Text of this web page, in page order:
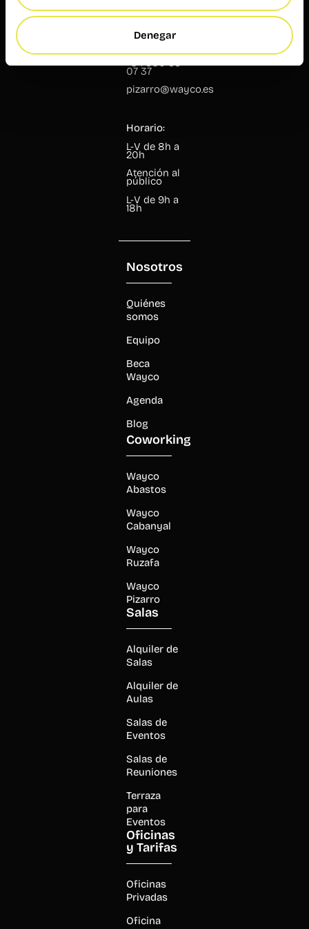
Denegar
Pizarro, 13
46004
Valencia
+34 960 99
07 37
pizarro@wayco.es
Horario:
L-V de 8h a
20h
Atención al
público
L-V de 9h a
18h
Nosotros
Quiénes
somos
Equipo
Beca
Wayco
Agenda
Blog
Coworking
Wayco
Abastos
Wayco
Cabanyal
Wayco
Ruzafa
Wayco
Pizarro
Salas
Alquiler de
Salas
Alquiler de
Aulas
Salas de
Eventos
Salas de
Reuniones
Terraza
para
Eventos
Oficinas
y Tarifas
Oficinas
Privadas
Oficina